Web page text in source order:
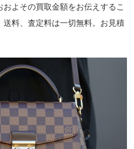
よその買取金額をお伝えするこ
送料、査定料は一切無料。お見積